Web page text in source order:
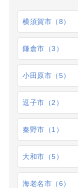
横須賀市（8）
鎌倉市（3）
小田原市（5）
逗子市（2）
秦野市（1）
大和市（5）
海老名市（6）